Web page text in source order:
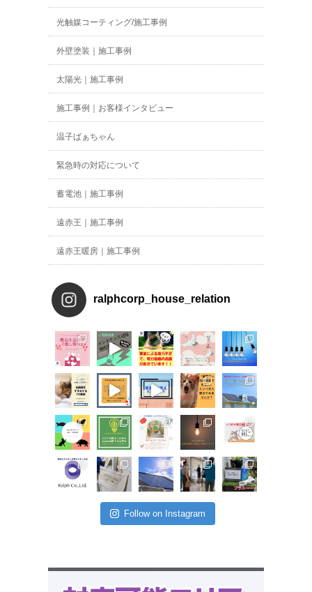
光触媒コーティング/施工事例
外壁塗装｜施工事例
太陽光｜施工事例
施工事例｜お客様インタビュー
温子ばぁちゃん
緊急時の対応について
蓄電池｜施工事例
遠赤王｜施工事例
遠赤王暖房｜施工事例
ralphcorp_house_relation
Follow on Instagram